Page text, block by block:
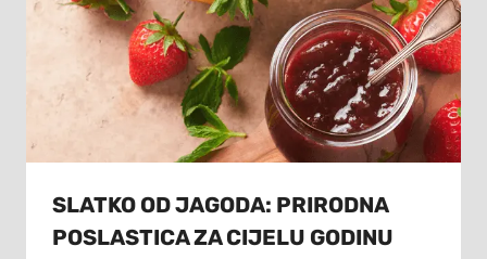
SLATKO OD JAGODA: PRIRODNA
POSLASTICA ZA CIJELU GODINU